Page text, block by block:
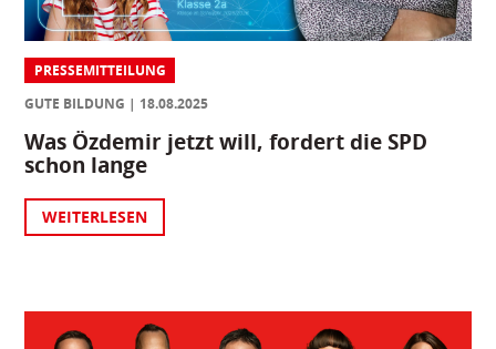
PRESSEMITTEILUNG
GUTE BILDUNG
18.08.2025
Was Özdemir jetzt will, fordert die SPD
schon lange
WEITERLESEN